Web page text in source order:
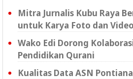
Mitra Jurnalis Kubu Raya
untuk Karya Foto dan
Wako Edi Dorong
Pendidikan Qurani
Kualitas Data ASN